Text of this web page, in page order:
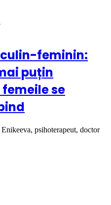
feminin:
puțin
se
psihoterapeut, doctor